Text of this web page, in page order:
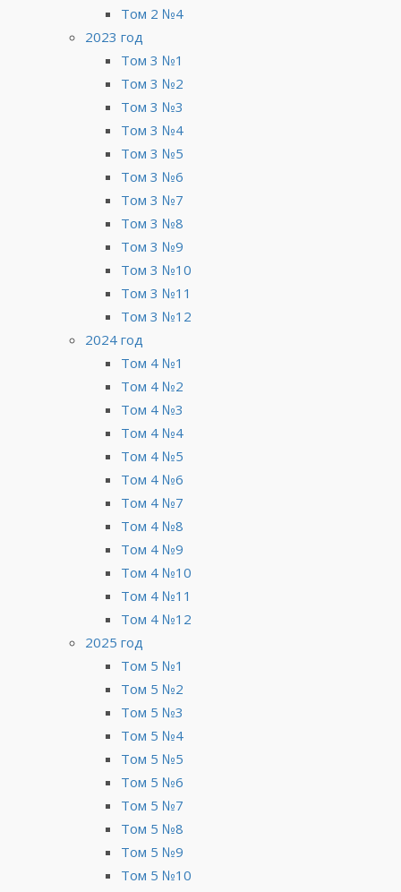
Том 2 №4
2023 год
Том 3 №1
Том 3 №2
Том 3 №3
Том 3 №4
Том 3 №5
Том 3 №6
Том 3 №7
Том 3 №8
Том 3 №9
Том 3 №10
Том 3 №11
Том 3 №12
2024 год
Том 4 №1
Том 4 №2
Том 4 №3
Том 4 №4
Том 4 №5
Том 4 №6
Том 4 №7
Том 4 №8
Том 4 №9
Том 4 №10
Том 4 №11
Том 4 №12
2025 год
Том 5 №1
Том 5 №2
Том 5 №3
Том 5 №4
Том 5 №5
Том 5 №6
Том 5 №7
Том 5 №8
Том 5 №9
Том 5 №10